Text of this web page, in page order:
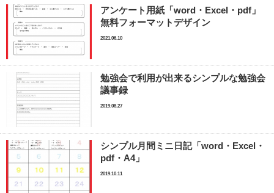
アンケート用紙「word・Excel・pdf」
無料フォーマットデザイン
2021.06.10
勉強会で利用が出来るシンプルな勉強会
議事録
2019.08.27
シンプル月間ミニ日記「word・Excel・
pdf・A4」
2019.10.11